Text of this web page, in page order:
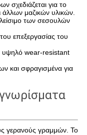
σχεδιάζεται για το
άλλων μαζικών υλικών.
των σεσουλών
επεξεργασίας του
υψηλό wear-resistant
και σφραγισμένα για
γερανούς γραμμών. Το